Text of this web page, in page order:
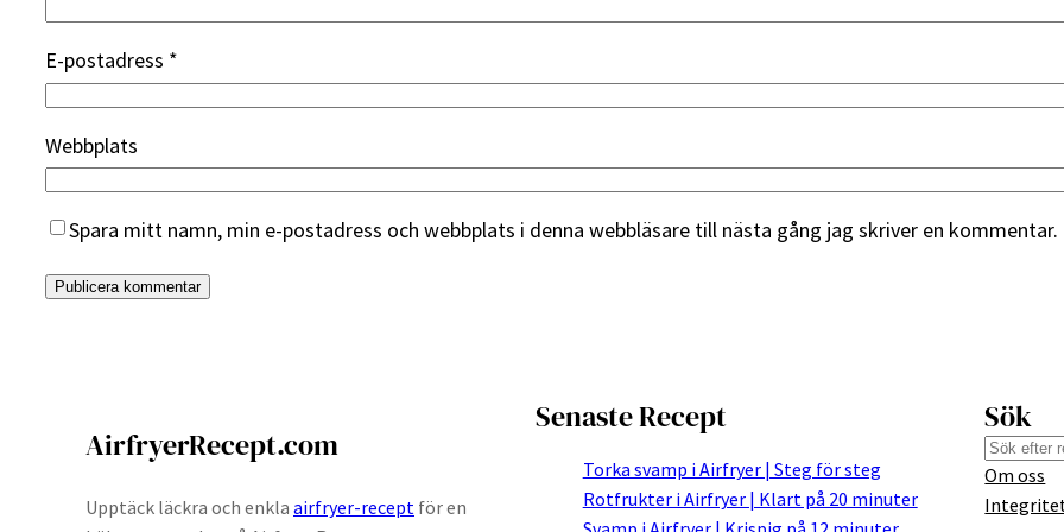
E-postadress *
Webbplats
Spara mitt namn, min e-postadress och webbplats i denna webbläsare till nästa gång jag skriver en kommentar.
AirfryerRecept.com
Upptäck läckra och enkla airfryer-recept för en
Senaste Recept
Torka svamp i Airfryer | Steg för steg
Rotfrukter i Airfryer | Klart på 20 minuter
Sök
S
e
a
Om oss